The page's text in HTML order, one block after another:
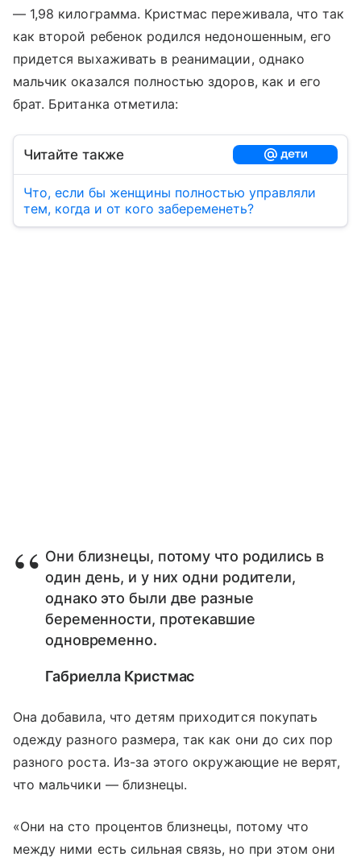
— 1,98 килограмма. Кристмас переживала, что так
как второй ребенок родился недоношенным, его
придется выхаживать в реанимации, однако
мальчик оказался полностью здоров, как и его
брат. Британка отметила:
Читайте также
Что, если бы женщины полностью управляли
тем, когда и от кого забеременеть?
Они близнецы, потому что родились в
один день, и у них одни родители,
однако это были две разные
беременности, протекавшие
одновременно.
Габриелла Кристмас
Она добавила, что детям приходится покупать
одежду разного размера, так как они до сих пор
разного роста. Из-за этого окружающие не верят,
что мальчики — близнецы.
«Они на сто процентов близнецы, потому что
между ними есть сильная связь, но при этом они